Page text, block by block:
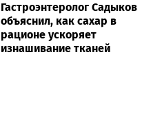
Гастроэнтеролог Садыков
объяснил, как сахар в
рационе ускоряет
изнашивание тканей